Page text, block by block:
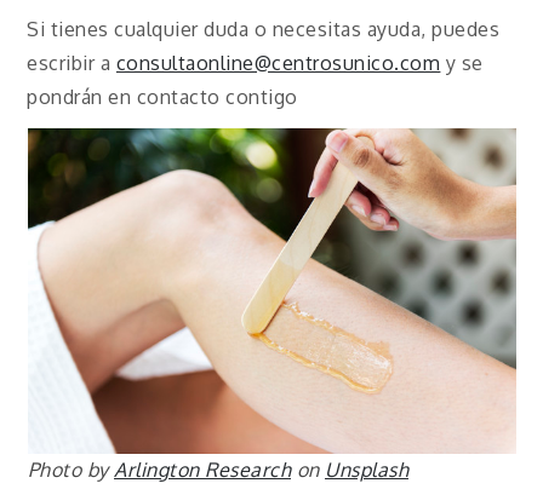
Si tienes cualquier duda o necesitas ayuda, puedes
escribir a consultaonline@centrosunico.com y se
pondrán en contacto contigo
Photo byArlington Researchon Unsplash